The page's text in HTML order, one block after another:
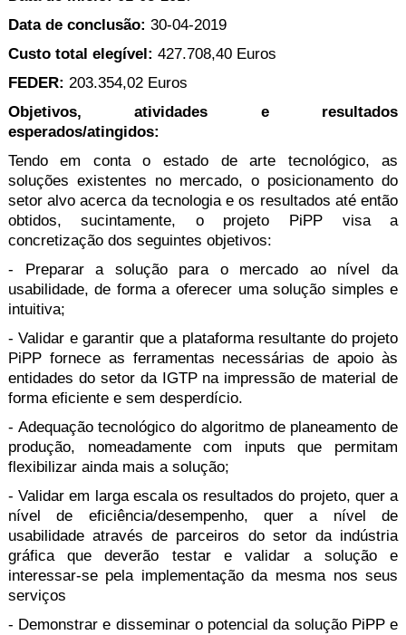
Data de conclusão: 30-04-2019
Custo total elegível: 427.708,40 Euros
FEDER: 203.354,02 Euros
Objetivos, atividades e resultados
esperados/atingidos:
Tendo em conta o estado de arte tecnológico, as
soluções existentes no mercado, o posicionamento do
setor alvo acerca da tecnologia e os resultados até então
obtidos, sucintamente, o projeto PiPP visa a
concretização dos seguintes objetivos:
- Preparar a solução para o mercado ao nível da
usabilidade, de forma a oferecer uma solução simples e
intuitiva;
- Validar e garantir que a plataforma resultante do projeto
PiPP fornece as ferramentas necessárias de apoio às
entidades do setor da IGTP na impressão de material de
forma eficiente e sem desperdício.
- Adequação tecnológico do algoritmo de planeamento de
produção, nomeadamente com inputs que permitam
flexibilizar ainda mais a solução;
- Validar em larga escala os resultados do projeto, quer a
nível de eficiência/desempenho, quer a nível de
usabilidade através de parceiros do setor da indústria
gráfica que deverão testar e validar a solução e
interessar-se pela implementação da mesma nos seus
serviços
- Demonstrar e disseminar o potencial da solução PiPP e